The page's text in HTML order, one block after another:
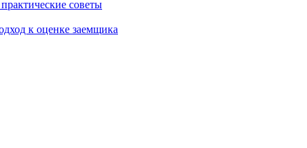
советы
к оценке заемщика